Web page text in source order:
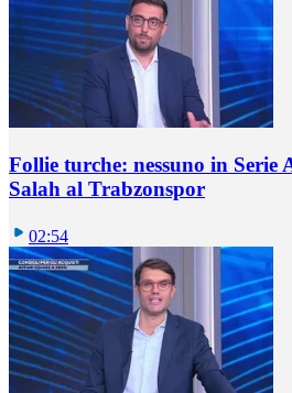
Follie turche: nessuno in Serie
Salah al Trabzonspor
02:54